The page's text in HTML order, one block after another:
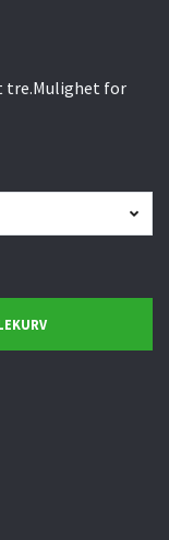
tre.Mulighet for